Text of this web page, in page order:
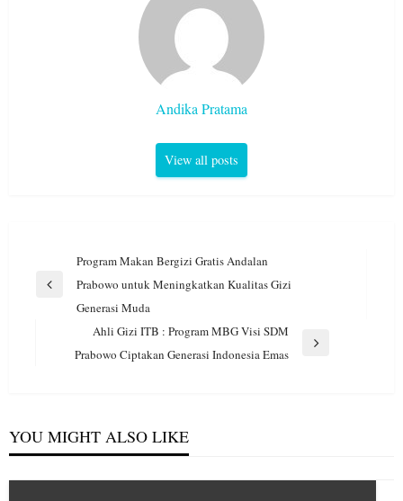
Andika Pratama
View all posts
Navigasi
pos
Program Makan Bergizi Gratis Andalan
Prabowo untuk Meningkatkan Kualitas Gizi
Generasi Muda
Next
Ahli Gizi ITB : Program MBG Visi SDM
Prabowo Ciptakan Generasi Indonesia Emas
YOU MIGHT ALSO LIKE